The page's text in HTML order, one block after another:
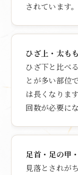
されています。
ひざ上・太もも
ひざ下と比べ
とが多い部位
は長くなりま
回数が必要に
足首・足の甲
見落とされが